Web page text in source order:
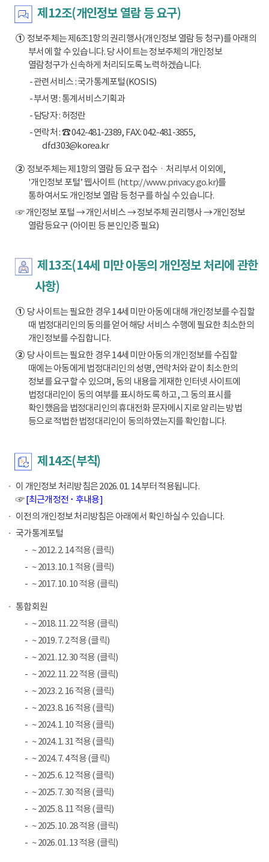
제12조(개인정보 열람 등 요구)
①정보주체는 제6조1항의 권리행사(개인정보 열람 등 청구)를 아래의
부서에 할 수 있습니다. 당 사이트는 정보주체의 개인정보
열람청구가 신속하게 처리되도록 노력하겠습니다.
- 관련서비스 : 국가통계포털(KOSIS)
- 부서명 : 통계서비스기획과
- 담당자 : 허정란
- 연락처 : ☎ 042-481-2389, FAX: 042-481-3855,
dfd303@korea.kr
②정보주체는 제1항의 열람 등 요구 접수ㆍ처리부서 이외에,
'개인정보 포털’ 웹사이트 (http://www.privacy.go.kr)를
통하여서도 개인정보 열람 등 청구를 하실 수 있습니다.
☞ 개인정보 포털 → 개인서비스 → 정보주체 권리행사 → 개인정보
열람등요구 (아이핀 등 본인인증 필요)
제13조(14세 미만 아동의 개인정보 처리에 관한
사항)
①당 사이트는 필요한 경우 14세 미만 아동에 대해 개인정보를 수집할
때 법정대리인의 동의를 얻어 해당 서비스 수행에 필요한 최소한의
개인정보를 수집합니다.
②당 사이트는 필요한 경우 14세 미만 아동의 개인정보를 수집할
때에는 아동에게 법정대리인의 성명, 연락처와 같이 최소한의
정보를 요구할 수 있으며, 동의 내용을 게재한 인터넷 사이트에
법정대리인이 동의 여부를 표시하도록 하고, 그 동의 표시를
확인했음을 법정대리인의 휴대전화 문자메시지로 알리는 방법
등으로 적법한 법정대리인이 동의하였는지를 확인합니다.
제14조(부칙)
이 개인정보 처리방침은 2026. 01. 14.부터 적용됩니다.
☞[최근개정전 ･ 후내용]
이전의 개인정보 처리방침은 아래에서 확인하실 수 있습니다.
국가통계포털
~ 2012. 2. 14 적용 (클릭)
~ 2013. 10. 1 적용 (클릭)
~ 2017. 10. 10 적용 (클릭)
통합회원
~ 2018. 11. 22 적용 (클릭)
~ 2019. 7. 2 적용 (클릭)
~ 2021. 12. 30 적용 (클릭)
~ 2022. 11. 22 적용 (클릭)
~ 2023. 2. 16 적용 (클릭)
~ 2023. 8. 16 적용 (클릭)
~ 2024. 1. 10 적용 (클릭)
~ 2024. 1. 31 적용 (클릭)
~ 2024. 7. 4 적용 (클릭)
~ 2025. 6. 12 적용 (클릭)
~ 2025. 7. 30 적용 (클릭)
~ 2025. 8. 11 적용 (클릭)
~ 2025. 10. 28 적용 (클릭)
~ 2026. 01. 13 적용 (클릭)